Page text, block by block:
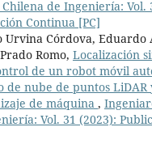
Chilena de Ingeniería: Vol.
Continua [PC]
Urvina Córdova, Eduardo
Romo, Localización
de un robot móvil
de nube de puntos LiDAR
de máquina ,
Vol. 31 (2023):